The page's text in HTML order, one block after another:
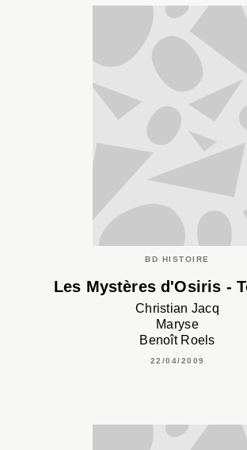
BD HISTOIRE
Les Mystères d'Osiris -
Christian Jacq
Maryse
Benoît Roels
22/04/2009